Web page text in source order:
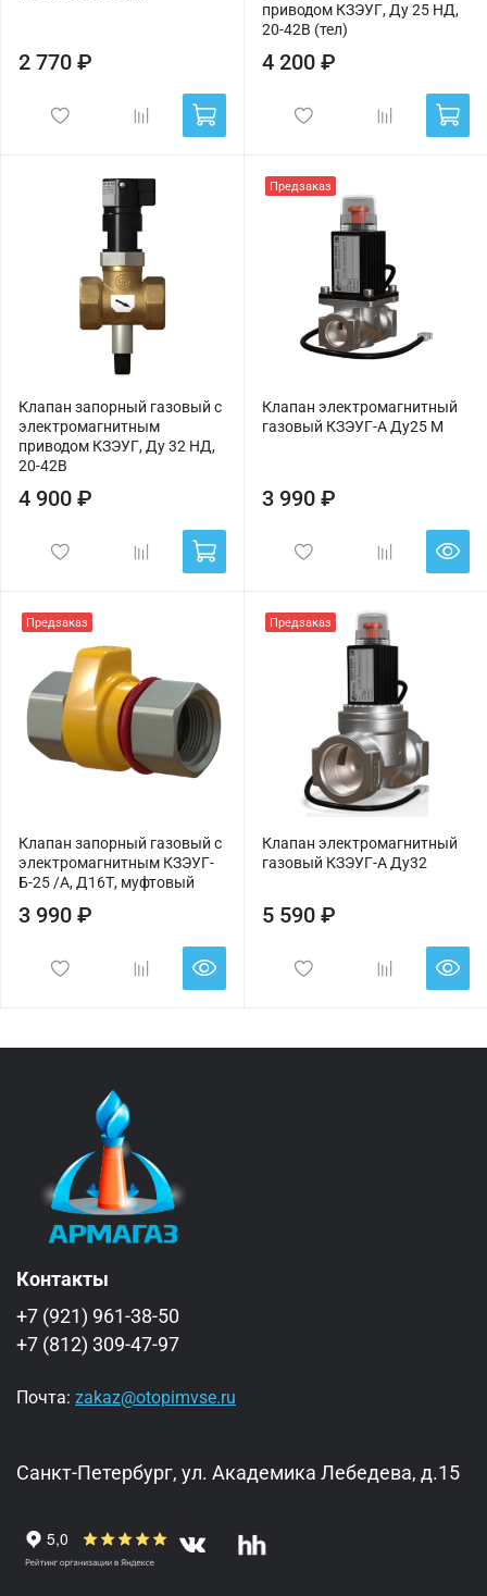
2 770 ₽
приводом КЗЭУГ, Ду 25 НД,
20-42В (тел)
4 200 ₽
Клапан запорный газовый с
электромагнитным
приводом КЗЭУГ, Ду 32 НД,
20-42В
4 900 ₽
Предзаказ
Клапан электромагнитный
газовый КЗЭУГ-А Ду25 М
3 990 ₽
Предзаказ
Клапан запорный газовый с
электромагнитным КЗЭУГ-
Б-25 /А, Д16Т, муфтовый
3 990 ₽
Предзаказ
Клапан электромагнитный
газовый КЗЭУГ-А Ду32
5 590 ₽
Контакты
+7 (921) 961-38-50
+7 (812) 309-47-97
Почта: zakaz@otopimvse.ru
Санкт-Петербург, ул. Академика Лебедева, д.15